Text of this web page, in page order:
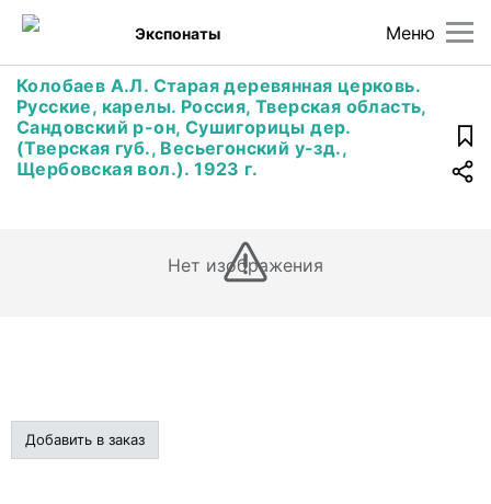
Меню
Экспонаты
Колобаев А.Л. Старая деревянная церковь.
Русские, карелы. Россия, Тверская область,
Сандовский р-он, Сушигорицы дер.
(Тверская губ., Весьегонский у-зд.,
Щербовская вол.). 1923 г.
Нет изображения
Добавить в заказ